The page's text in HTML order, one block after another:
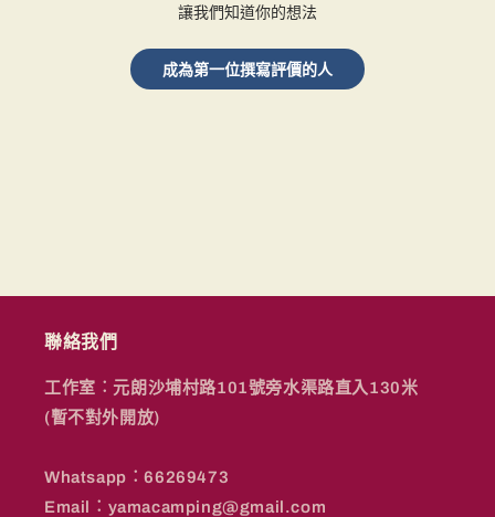
讓我們知道你的想法
成為第一位撰寫評價的人
聯絡我們
工作室︰元朗沙埔村路101號旁水渠路直入130米
(暫不對外開放)
Whatsapp︰66269473
Email︰yamacamping@gmail.com